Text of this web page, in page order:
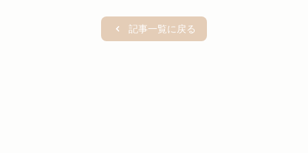
記事一覧に戻る